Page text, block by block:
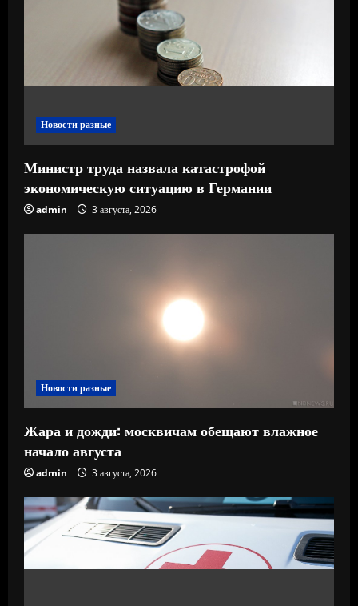
и
Новости разные
Министр труда назвала катастрофой
экономическую ситуацию в Германии
admin 3 августа, 2026
Новости разные
Жара и дожди: москвичам обещают влажное
начало августа
admin 3 августа, 2026